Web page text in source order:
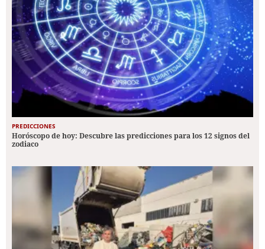
PREDICCIONES
Horóscopo de hoy: Descubre las predicciones para los 12 signos del
zodiaco